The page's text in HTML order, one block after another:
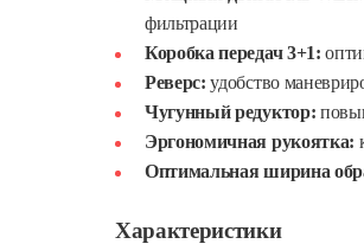
фильтрации
Коробка передач 3+1:
Реверс: удобство
Чугунный редуктор:
Эргономичная рукоятка:
Оптимальная ширина
Характеристики